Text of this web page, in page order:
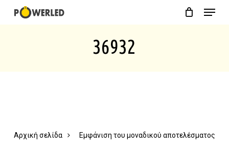
Menu
36932
Εμφάνιση του μοναδικού αποτελέσματος
Αρχική σελίδα